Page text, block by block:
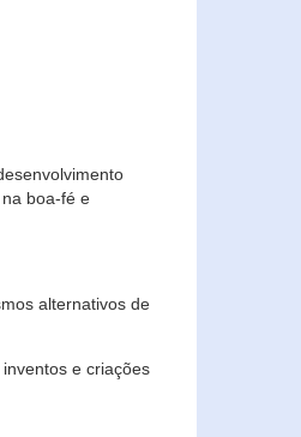
boa-fé e
alternativos de
e criações